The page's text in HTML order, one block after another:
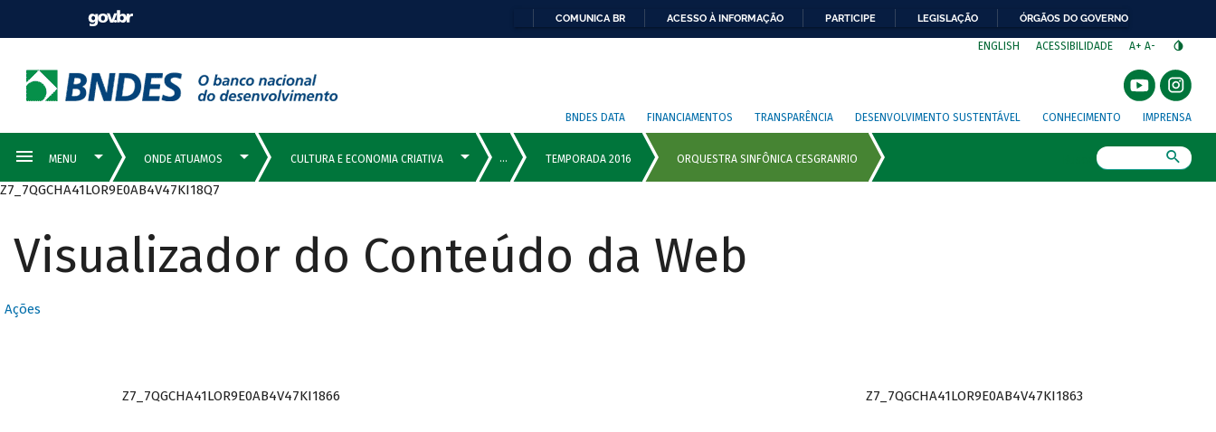
COMUNICA BR ACESSO À INFORMAÇÃO PARTICIPE LEGISLAÇÃO ÓRGÃOS DO GOVERNO
ENGLISH ACESSIBILIDADE A+ A-
BNDES DATA FINANCIAMENTOS TRANSPARÊNCIA DESENVOLVIMENTO SUSTENTÁVEL CONHECIMENTO IMPRENSA
Z7_7QGCHA41LOR9E0AB4V47KI18Q7
Visualizador do Conteúdo da Web
Ações
Z7_7QGCHA41LOR9E0AB4V47KI1866 Z7_7QGCHA41LOR9E0AB4V47KI1863